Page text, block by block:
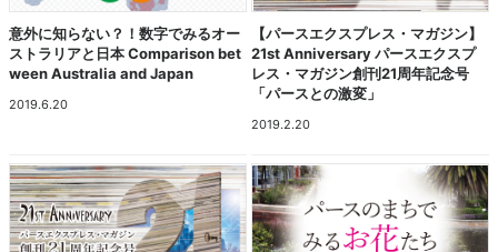
意外に知らない？！数字でみるオー
ストラリアと日本 Comparison bet
ween Australia and Japan
2019.6.20
【パースエクスプレス・マガジン】
21st Anniversary パースエクスプ
レス・マガジン創刊21周年記念号
「パースとの激変」
2019.2.20